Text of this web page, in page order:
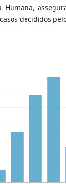
Humana,
decididos